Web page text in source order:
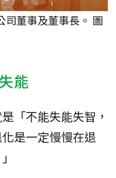
司董事及董事長。 圖
能
「不能失能失智，
是一定慢慢在退